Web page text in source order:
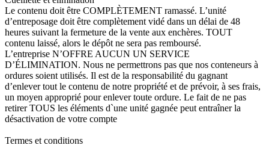
Le contenu doit être COMPLÈTEMENT ramassé. L’unité
d’entreposage doit être complètement vidé dans un délai de 48
heures suivant la fermeture de la vente aux enchères. TOUT
contenu laissé, alors le dépôt ne sera pas remboursé.
L’entreprise N’OFFRE AUCUN UN SERVICE
D’ÉLIMINATION. Nous ne permettrons pas que nos conteneurs à
ordures soient utilisés. Il est de la responsabilité du gagnant
d’enlever tout le contenu de notre propriété et de prévoir, à ses frais,
un moyen approprié pour enlever toute ordure. Le fait de ne pas
retirer TOUS les éléments d`une unité gagnée peut entraîner la
désactivation de votre compte
Termes et conditions